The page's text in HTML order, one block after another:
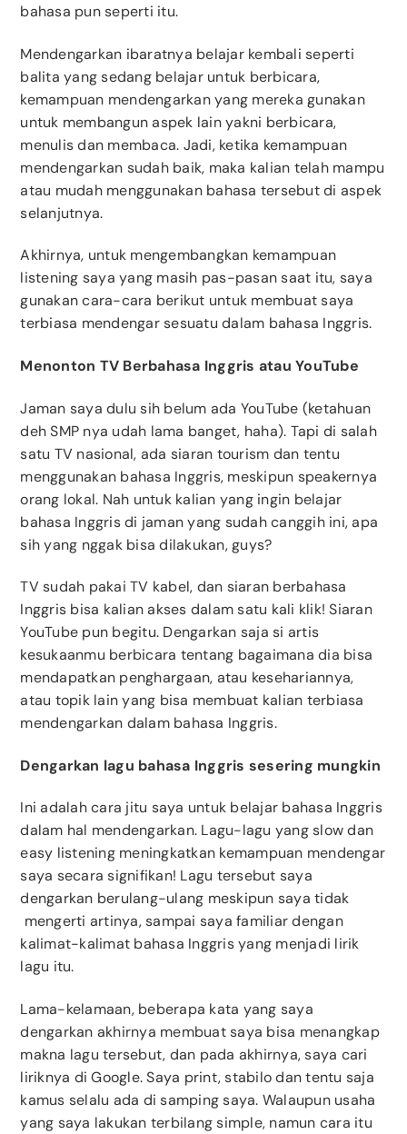
bahasa pun seperti itu.
Mendengarkan ibaratnya belajar kembali seperti
balita yang sedang belajar untuk berbicara,
kemampuan mendengarkan yang mereka gunakan
untuk membangun aspek lain yakni berbicara,
menulis dan membaca. Jadi, ketika kemampuan
mendengarkan sudah baik, maka kalian telah mampu
atau mudah menggunakan bahasa tersebut di aspek
selanjutnya.
Akhirnya, untuk mengembangkan kemampuan
listening saya yang masih pas-pasan saat itu, saya
gunakan cara-cara berikut untuk membuat saya
terbiasa mendengar sesuatu dalam bahasa Inggris.
Menonton TV Berbahasa Inggris atau YouTube
Jaman saya dulu sih belum ada YouTube (ketahuan
deh SMP nya udah lama banget, haha). Tapi di salah
satu TV nasional, ada siaran tourism dan tentu
menggunakan bahasa Inggris, meskipun speakernya
orang lokal. Nah untuk kalian yang ingin belajar
bahasa Inggris di jaman yang sudah canggih ini, apa
sih yang nggak bisa dilakukan, guys?
TV sudah pakai TV kabel, dan siaran berbahasa
Inggris bisa kalian akses dalam satu kali klik! Siaran
YouTube pun begitu. Dengarkan saja si artis
kesukaanmu berbicara tentang bagaimana dia bisa
mendapatkan penghargaan, atau kesehariannya,
atau topik lain yang bisa membuat kalian terbiasa
mendengarkan dalam bahasa Inggris.
Dengarkan lagu bahasa Inggris sesering mungkin
Ini adalah cara jitu saya untuk belajar bahasa Inggris
dalam hal mendengarkan. Lagu-lagu yang slow dan
easy listening meningkatkan kemampuan mendengar
saya secara signifikan! Lagu tersebut saya
dengarkan berulang-ulang meskipun saya tidak
mengerti artinya, sampai saya familiar dengan
kalimat-kalimat bahasa Inggris yang menjadi lirik
lagu itu.
Lama-kelamaan, beberapa kata yang saya
dengarkan akhirnya membuat saya bisa menangkap
makna lagu tersebut, dan pada akhirnya, saya cari
liriknya di Google. Saya print, stabilo dan tentu saja
kamus selalu ada di samping saya. Walaupun usaha
yang saya lakukan terbilang simple, namun cara itu